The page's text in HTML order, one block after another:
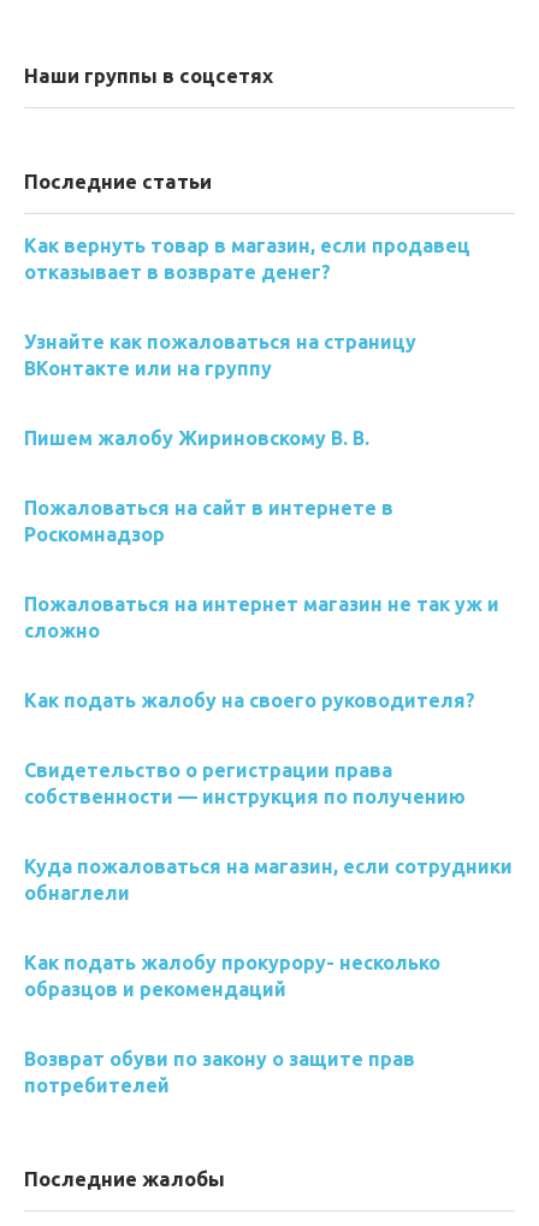
Наши группы в соцсетях
Последние статьи
Как вернуть товар в магазин, если продавец
отказывает в возврате денег?
Узнайте как пожаловаться на страницу
ВКонтакте или на группу
Пишем жалобу Жириновскому В. В.
Пожаловаться на сайт в интернете в
Роскомнадзор
Пожаловаться на интернет магазин не так уж и
сложно
Как подать жалобу на своего руководителя?
Свидетельство о регистрации права
собственности — инструкция по получению
Куда пожаловаться на магазин, если сотрудники
обнаглели
Как подать жалобу прокурору- несколько
образцов и рекомендаций
Возврат обуви по закону о защите прав
потребителей
Последние жалобы